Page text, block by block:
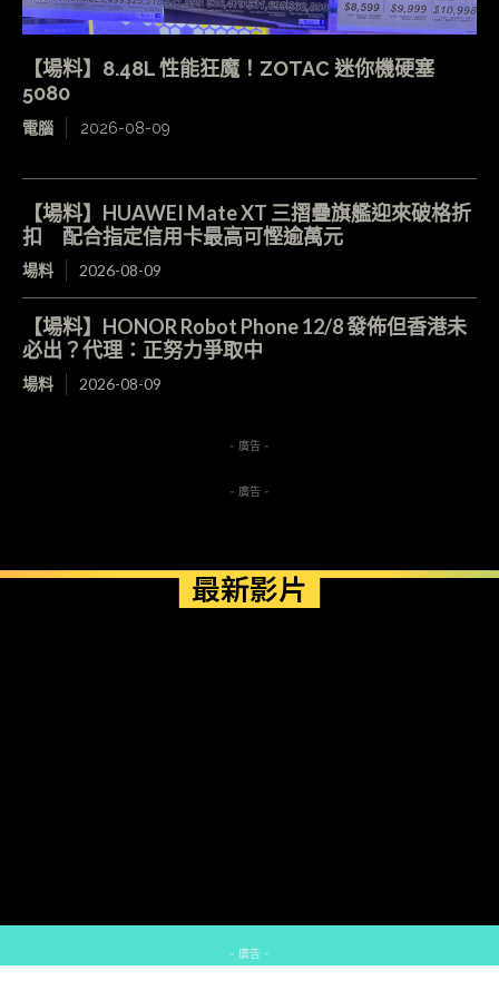
【場料】8.48L 性能狂魔！ZOTAC 迷你機硬塞
5080
電腦 2026-08-09
【場料】HUAWEI Mate XT 三摺疊旗艦迎來破格折
扣 配合指定信用卡最高可慳逾萬元
場料 2026-08-09
【場料】HONOR Robot Phone 12/8 發佈但香港未
必出？代理：正努力爭取中
場料 2026-08-09
- 廣告 -
- 廣告 -
最新影片
- 廣告 -